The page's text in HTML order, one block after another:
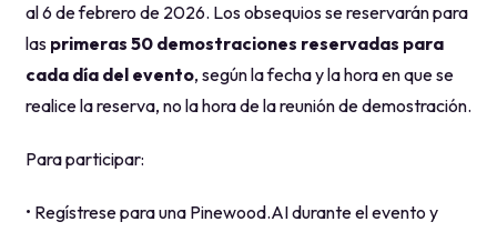
al 6 de febrero de 2026. Los obsequios se reservarán para
las primeras 50 demostraciones reservadas para
cada día del evento, según la fecha y la hora en que se
realice la reserva, no la hora de la reunión de demostración.
Para participar:
• Regístrese para una Pinewood.AI durante el evento y